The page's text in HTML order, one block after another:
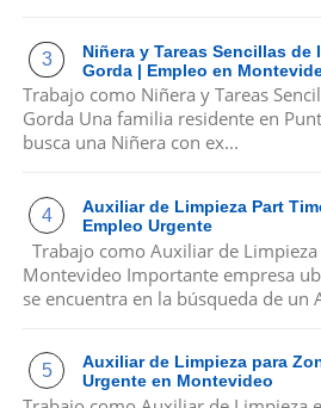
Niñera y Tareas Sencillas de
Gorda | Empleo en
Trabajo como Niñera y Tareas
Gorda Una familia residente en
busca una Niñera con ex...
Auxiliar de Limpieza Part
Empleo Urgente
Trabajo como Auxiliar de Limpieza
Montevideo Importante empresa
se encuentra en la búsqueda de un
Auxiliar de Limpieza para
Urgente en Montevideo